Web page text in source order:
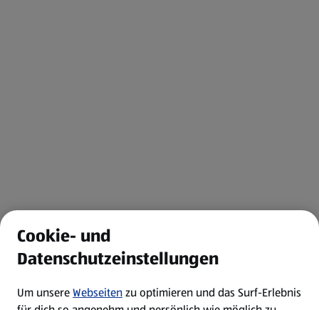
Cookie- und
Datenschutzeinstellungen
Um unsereWebseitenzu optimieren und das Surf-Erlebnis